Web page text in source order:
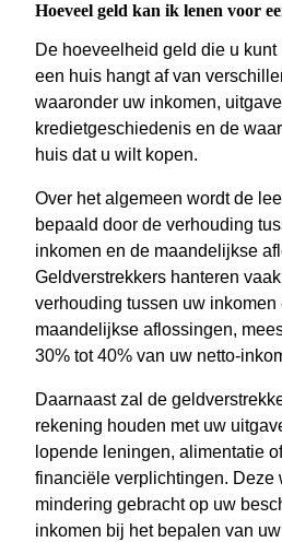
Hoeveel geld kan ik lenen voor
De hoeveelheid geld die u kunt
een huis hangt af van
waaronder uw inkomen,
kredietgeschiedenis en de
huis dat u wilt kopen.
Over het algemeen wordt de
bepaald door de verhouding
inkomen en de maandelijkse
Geldverstrekkers hanteren
verhouding tussen uw inkomen
maandelijkse aflossingen,
30% tot 40% van uw netto-
Daarnaast zal de
rekening houden met uw
lopende leningen, alimentatie
financiële verplichtingen. Deze
mindering gebracht op uw
inkomen bij het bepalen van uw